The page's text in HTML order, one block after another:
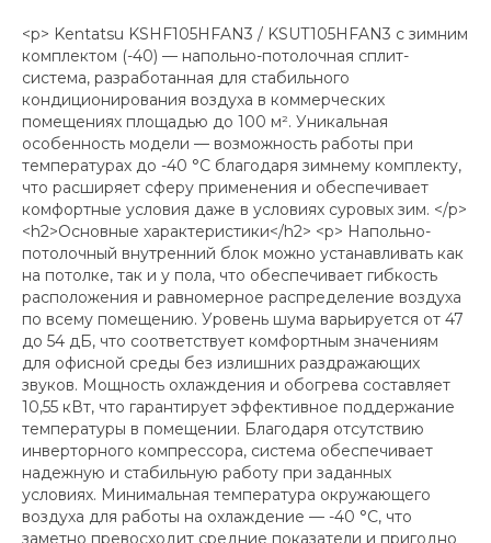
<p> Kentatsu KSHF105HFAN3 / KSUT105HFAN3 с зимним
комплектом (-40) — напольно-потолочная сплит-
система, разработанная для стабильного
кондиционирования воздуха в коммерческих
помещениях площадью до 100 м². Уникальная
особенность модели — возможность работы при
температурах до -40 °C благодаря зимнему комплекту,
что расширяет сферу применения и обеспечивает
комфортные условия даже в условиях суровых зим. </p>
<h2>Основные характеристики</h2> <p> Напольно-
потолочный внутренний блок можно устанавливать как
на потолке, так и у пола, что обеспечивает гибкость
расположения и равномерное распределение воздуха
по всему помещению. Уровень шума варьируется от 47
до 54 дБ, что соответствует комфортным значениям
для офисной среды без излишних раздражающих
звуков. Мощность охлаждения и обогрева составляет
10,55 кВт, что гарантирует эффективное поддержание
температуры в помещении. Благодаря отсутствию
инверторного компрессора, система обеспечивает
надежную и стабильную работу при заданных
условиях. Минимальная температура окружающего
воздуха для работы на охлаждение — -40 °C, что
заметно превосходит средние показатели и пригодно